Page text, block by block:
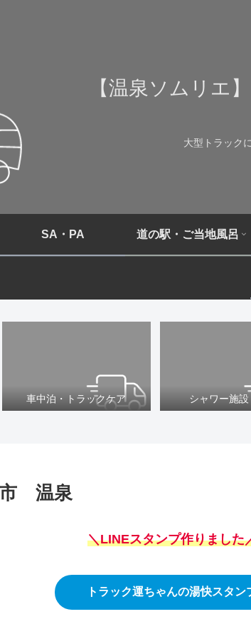
【温泉ソムリエ
大型トラック
SA・PA 道の駅・ご当地風呂
車中泊・トラックケア シャワー施
市 温泉
＼LINEスタンプ作りました
トラック運ちゃんの湯快スタン